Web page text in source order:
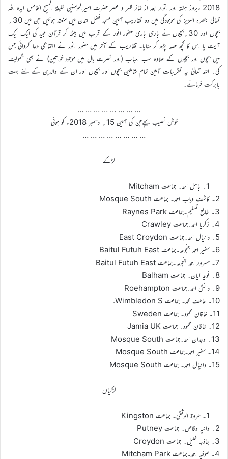
2018 ءبروز ہفتہ اور اتوار بعد از نماز ظہر و عصر حضرت امیرالمومنین خلیفۃ المسیح الخامس ایدہ اللہ
تعالیٰ بنصرہ العزیز کی موجودگی میں دو تقاریب آمین مسجد فضل لندن میں منعقد ہوئیں جن میں 30؍
بچوں اور 30؍بچیوں نے باری باری حضور انور کے قرب میں بیٹھ کر قرآن مجید کی ایک ایک
آیت یا اس کا کچھ حصہ پڑھ کر سنایا۔ تقاریب کے آخر میں حضور انور نے اجتماعی دعا کروائی جس
میں بچوں اور بچیوں کے علاوہ سب احباب (اور نصرت ہال میں موجود خواتین) نے بھی شمولیت
کی۔ اللہ تعالیٰ یہ تقریبات آمین تمام شاملین بچوں اور بچیوں اور ان کے والدین کے لئے بہت
بابرکت فرمائے۔
… … … … … … … …
خوش نصیب بچےجن کی آمین 15؍ دسمبر 2018ء کو ہوئی
… … … … … … … …
لڑکے
1۔ باسل احمد۔ جماعت Mitcham
2۔ کاشف وہاب احمد۔ جماعت Mosque South
3۔ طالع تسلیم۔جماعت Raynes Park
4۔ زکریا احمد۔جماعت Crawley
5۔ دانیال احمد۔جماعت East Croydon
6۔ سفیر احمد جنجوعہ۔جماعت Baitul Futuh East
7۔ مسرور احمد جنجوعہ۔جماعت Baitul Futuh East
8۔ نوید ایان۔ جماعت Balham
9۔ دانش احمد۔جماعت Roehampton
10۔ عاطف محمد۔ جماعت Wimbledon S.
11۔ خاقان محمود۔ جماعت Sweden
12۔ خاقان محمود۔ جماعت Jamia UK
13۔ وجدان احمد۔جماعت Mosque South
14۔ سفیر احمد۔جماعت Mosque South
15۔ دانیال احمد۔ جماعت Mosque South
لڑکیاں
1۔ عروۃ الوثقیٰ۔ جماعت Kingston
2۔ وانیہ وقاص۔ جماعت Putney
3۔ جاذبہ خلیل۔ جماعت Croydon
4۔ صوفیہ احمد۔جماعت Mitcham Park